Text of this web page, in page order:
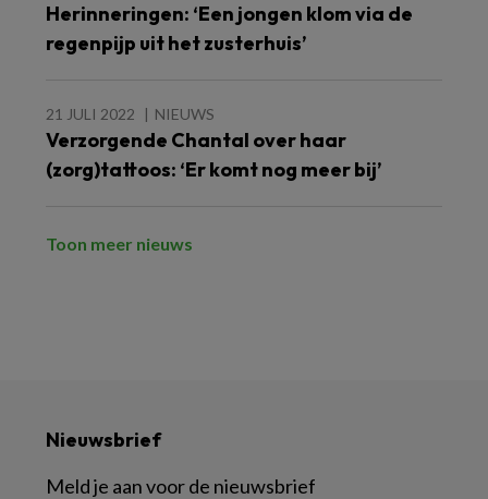
Herinneringen: ‘Een jongen klom via de
regenpijp uit het zusterhuis’
21 JULI 2022 NIEUWS
Verzorgende Chantal over haar
(zorg)tattoos: ‘Er komt nog meer bij’
Toon meer nieuws
Nieuwsbrief
Meld je aan voor de nieuwsbrief